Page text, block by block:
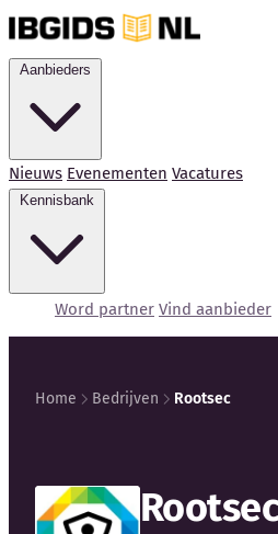
Nieuws Evenementen Vacatures
Word partner Vind aanbieder
Home Bedrijven Rootsec